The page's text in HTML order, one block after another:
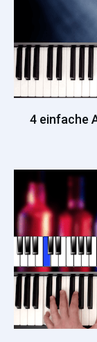
4 einfache